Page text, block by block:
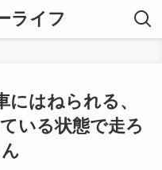
ライフ
にはねられる、
いる状態で走ろ